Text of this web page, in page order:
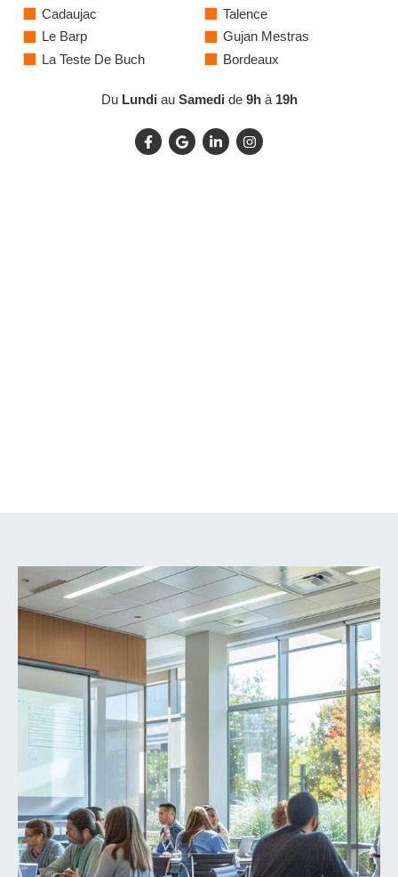
Cadaujac
Talence
Le Barp
Gujan Mestras
La Teste De Buch
Bordeaux
Du Lundi au Samedi de 9hà 19h